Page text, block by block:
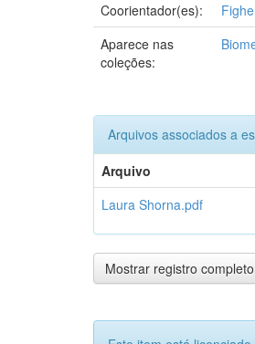
Coorientador(es):
Aparece nas
coleções:
Arquivos associados a
Arquivo
Laura Shorna.pdf
Mostrar registro